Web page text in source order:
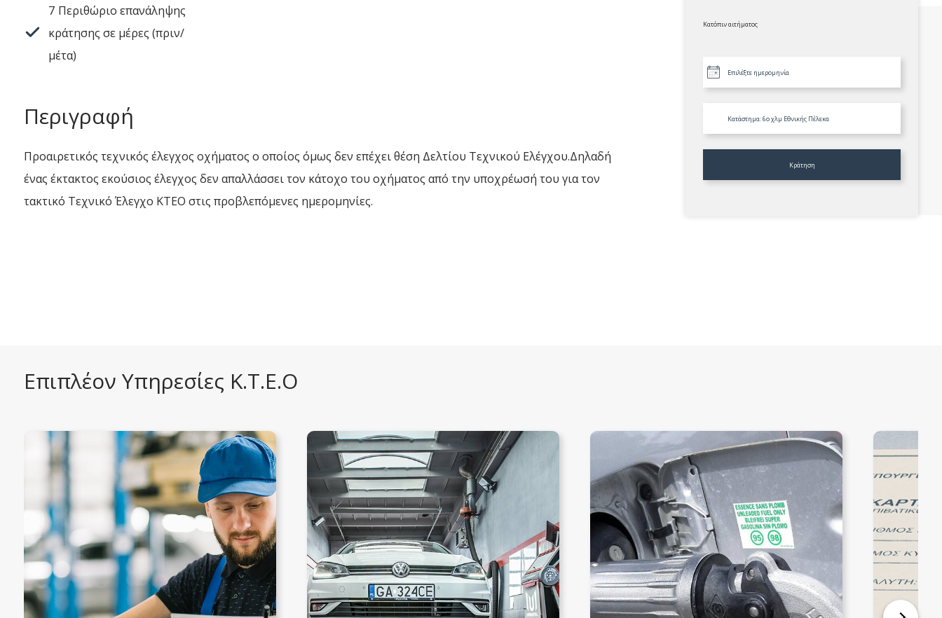
Κατόπιν αιτήματος
Κράτηση
7 Περιθώριο επανάληψης
κράτησης σε μέρες (πριν/
μέτα)
Περιγραφή
Προαιρετικός τεχνικός έλεγχος οχήματος ο οποίος όμως δεν επέχει θέση Δελτίου Τεχνικού Ελέγχου.Δηλαδή
ένας έκτακτος εκούσιος έλεγχος δεν απαλλάσσει τον κάτοχο του οχήματος από την υποχρέωσή του για τον
τακτικό Τεχνικό Έλεγχο ΚΤΕΟ στις προβλεπόμενες ημερομηνίες.
Επιπλέον Υπηρεσίες Κ.Τ.Ε.Ο